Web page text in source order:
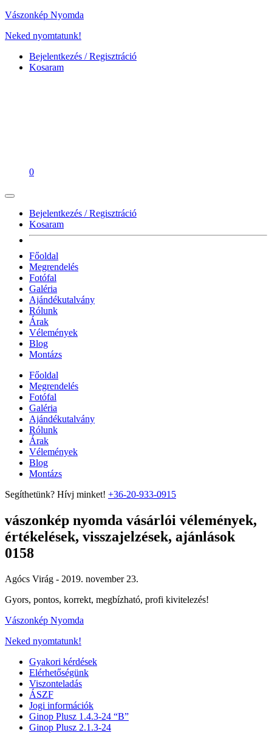
Vászonkép Nyomda
Neked nyomtatunk!
Bejelentkezés / Regisztráció
Kosaram
0
Bejelentkezés / Regisztráció
Kosaram
Főoldal
Megrendelés
Fotófal
Galéria
Ajándékutalvány
Rólunk
Árak
Vélemények
Blog
Montázs
Főoldal
Megrendelés
Fotófal
Galéria
Ajándékutalvány
Rólunk
Árak
Vélemények
Blog
Montázs
Segíthetünk? Hívj minket! +36-20-933-0915
vászonkép nyomda vásárlói vélemények,
értékelések, visszajelzések, ajánlások
0158
Agócs Virág - 2019. november 23.
Gyors, pontos, korrekt, megbízható, profi kivitelezés!
Vászonkép Nyomda
Neked nyomtatunk!
Gyakori kérdések
Elérhetőségünk
Viszonteladás
ÁSZF
Jogi információk
Ginop Plusz 1.4.3-24 “B”
Ginop Plusz 2.1.3-24